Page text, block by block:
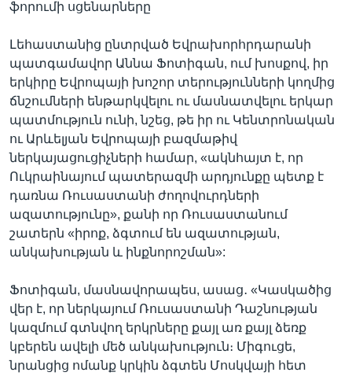
ֆորումի սցենարները
Լեհաստանից ընտրված Եվրախորհրդարանի
պատգամավոր Աննա Ֆոտիգան, ում խոսքով, իր
երկիրը Եվրոպայի խոշոր տերությունների կողմից
ճնշումների ենթարկվելու ու մասնատվելու երկար
պատմություն ունի, նշեց, թե իր ու Կենտրոնական
ու Արևելյան Եվրոպայի բազմաթիվ
ներկայացուցիչների համար, «ակնհայտ է, որ
Ուկրաինայում պատերազմի արդյունքը պետք է
դառնա Ռուսաստանի ժողովուրդների
ազատությունը», քանի որ Ռուսաստանում
շատերն «իրոք, ձգտում են ազատության,
անկախության և ինքնորոշման»:
Ֆոտիգան, մասնավորապես, ասաց․ «Կասկածից
վեր է, որ ներկայում Ռուսաստանի Դաշնության
կազմում գտնվող երկրները քայլ առ քայլ ձեռք
կբերեն ավելի մեծ անկախություն։ Միգուցե,
նրանցից ոմանք կրկին ձգտեն Մոսկվայի հետ